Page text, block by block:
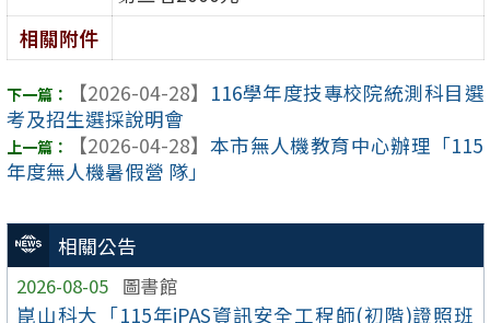
相關公告
2026-08-05 圖書館
崑山科大「115年iPAS資訊安全工程師(初階)證照班
相關附件
【2026-04-28】 116學年度技專校院統測科目選
考及招生選採說明會
【2026-04-28】 本市無人機教育中心辦理「115
年度無人機暑假營 隊」